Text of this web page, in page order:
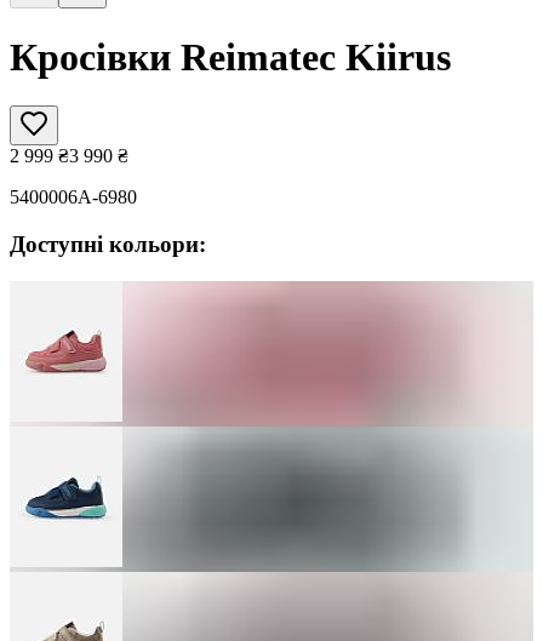
Кросівки Reimatec Kiirus
2 999 ₴3 990 ₴
5400006A-6980
Доступні кольори: